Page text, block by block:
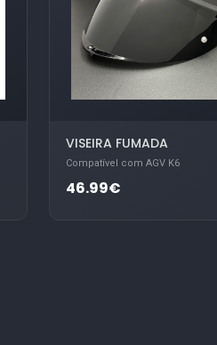
VISEIRA FUMADA
Compatível com AGV K6
46.99€